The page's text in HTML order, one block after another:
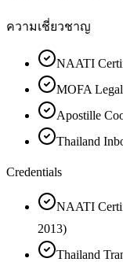
ความเชี่ยวชาญ
NAATI
MOFA
Apostille
Thailand
Credentials
NAATI
2013)
Thailand